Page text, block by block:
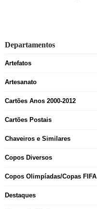
Departamentos
Artefatos
Artesanato
Cartões Anos 2000-2012
Cartões Postais
Chaveiros e Similares
Copos Diversos
Copos Olimpíadas/Copas FIFA
Destaques